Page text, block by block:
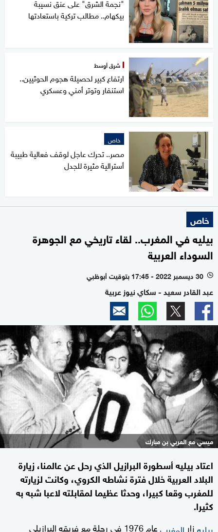
"نجمة الشرق" على عنق نسيبة
بيكهام.. مطالب تركية باستعادتها
شرق أوسط
ارتفاع كبير لحصيلة هجوم الحوثيين..
استنفار وتوتر أمني وعسكري
خاص
مصر.. تحرك عاجل لوقف فعالية طبيبة
أسترالية مثيرة للجدل
خاص
بيليه في المغرب.. لقاء تاريخي مع الجوهرة
السوداء العربية
l 30 ديسمبر 2022 - 17:45 بتوقيت أبوظبي
عبد القادر سعيد - سكاي نيوز عربية
ميسي مع العربي بن مبارك
اعتاد بيليه أسطورة البرازيل الذي رحل عن عالمنا، زيارة
البلاد العربية خلال فترة نشاطه الكروي، وكانت لزيارته
للمغرب وقعا كبيرا، وحدثا عظيما لمقابلته لاعبا شبه به
كثيرا.
زار عام 1976 في رحلة مع فريقه البرازيلي